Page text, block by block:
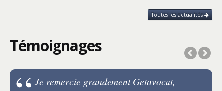
Toutes les actualités
Témoignages
Je remercie grandement Getavocat,